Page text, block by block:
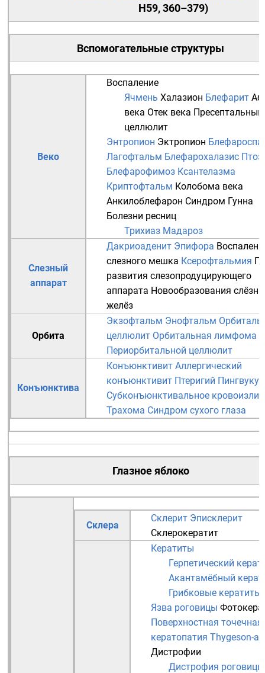
H59,360–379)
Вспомогательные структуры
Веко
Воспаление
Ячмень Халазион Блефарит
века Отек века Пресептальный
целлюлит
Энтропион Эктропион
Лагофтальм Блефарохалазис Птоз
Блефарофимоз Ксантелазма
Криптофтальм Колобома века
Анкилоблефарон Синдром Гунна
Болезни ресниц
Трихиаз Мадароз
Слезный
аппарат
Дакриоаденит Эпифора
слезного мешка Ксерофтальмия
развития слезопродуцирующего
аппарата Новообразования
желёз
Орбита
Экзофтальм Энофтальм
целлюлит Орбитальная лимфома
Периорбитальной целлюлит
Конъюнктива
Конъюнктивит Аллергический
конъюнктивит Птеригий
Субконъюнктивальное
Трахома Синдром сухого глаза
Глазное яблоко
Склера
Склерит Эписклерит
Склерокератит
Кератиты
Герпетический
Акантамёбный
Грибковые кератиты
Язва роговицы
Поверхностная точечная
кератопатия Thygeson-а
Дистрофии
Дистрофия роговицы